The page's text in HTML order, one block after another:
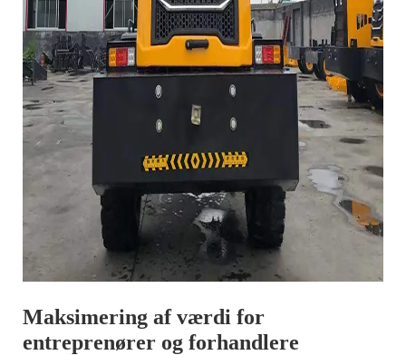
Maksimering af værdi for
entreprenører og forhandlere